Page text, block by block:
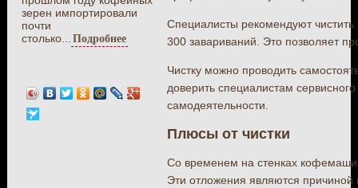
зерен импортировали
почти
столько...
Подробнее
Специалисты рекомендуют
300 завариваний. Это позволяет
Чистку можно проводить
доверить специалистам
самодеятельности.
Плюсы от чистки
Со временем на стенках
Эти отложения являются причиной